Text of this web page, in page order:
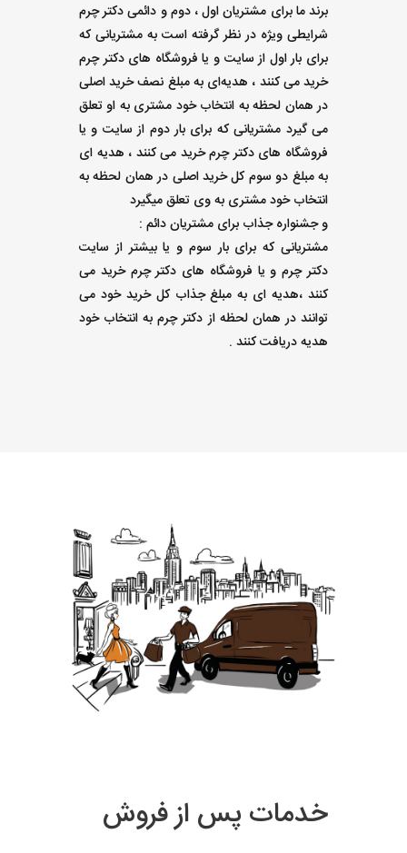
برند ما برای مشتریان اول ، دوم و دائمی دکتر چرم
شرایطی ویژه در نظر گرفته است به مشتریانی که
برای بار اول از سایت و یا فروشگاه های دکتر چرم
خرید می کنند ، هدیه‌ای به مبلغ نصف خرید اصلی
در همان لحظه به انتخاب خود مشتری به او تعلق
می گیرد مشتریانی که برای بار دوم از سایت و یا
فروشگاه های دکتر چرم خرید می کنند ، هدیه ای
به مبلغ دو سوم کل خرید اصلی در همان لحظه به
انتخاب خود مشتری به وی تعلق میگیرد
و جشنواره جذاب برای مشتریان دائم :
مشتریانی که برای بار سوم و یا بیشتر از سایت
دکتر چرم و یا فروشگاه های دکتر چرم خرید می
کنند ،هدیه ای به مبلغ جذاب کل خرید خود می
توانند در همان لحظه از دکتر چرم به انتخاب خود
هدیه دریافت کنند .
خدمات پس از فروش